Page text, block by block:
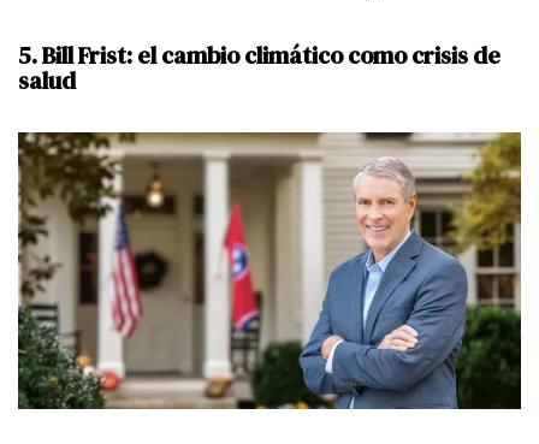
5. Bill Frist: el cambio climático como crisis de
salud